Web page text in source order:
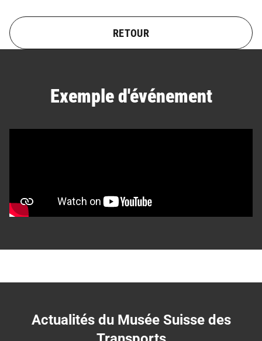
RETOUR
Exemple d'événement
Actualités du Musée Suisse des